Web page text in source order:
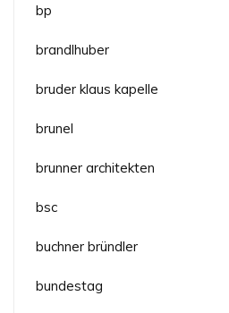
bp
brandlhuber
bruder klaus kapelle
brunel
brunner architekten
bsc
buchner bründler
bundestag